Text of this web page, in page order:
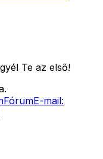
Te az első!
FórumE-mail: